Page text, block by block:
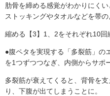
肋骨を締める感覚がわかりにく
ストッキングやタオルなどを帯の
縮める【3】1、2をそれぞれ10回
●腹ペタを実現する「多裂筋」の
を1つずつつなぎ、内側からサポ
多裂筋が衰えてくると、背骨を
り、下腹が出てしまうことに。